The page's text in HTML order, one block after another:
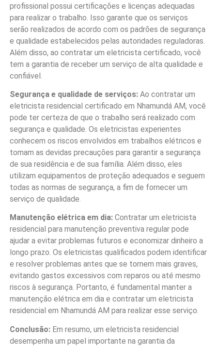
profissional possui certificações e licenças adequadas
para realizar o trabalho. Isso garante que os serviços
serão realizados de acordo com os padrões de segurança
e qualidade estabelecidos pelas autoridades reguladoras.
Além disso, ao contratar um eletricista certificado, você
tem a garantia de receber um serviço de alta qualidade e
confiável.
Segurança e qualidade de serviços: Ao contratar um
eletricista residencial certificado em Nhamundá AM, você
pode ter certeza de que o trabalho será realizado com
segurança e qualidade. Os eletricistas experientes
conhecem os riscos envolvidos em trabalhos elétricos e
tomam as devidas precauções para garantir a segurança
de sua residência e de sua família. Além disso, eles
utilizam equipamentos de proteção adequados e seguem
todas as normas de segurança, a fim de fornecer um
serviço de qualidade.
Manutenção elétrica em dia: Contratar um eletricista
residencial para manutenção preventiva regular pode
ajudar a evitar problemas futuros e economizar dinheiro a
longo prazo. Os eletricistas qualificados podem identificar
e resolver problemas antes que se tornem mais graves,
evitando gastos excessivos com reparos ou até mesmo
riscos à segurança. Portanto, é fundamental manter a
manutenção elétrica em dia e contratar um eletricista
residencial em Nhamundá AM para realizar esse serviço.
Conclusão: Em resumo, um eletricista residencial
desempenha um papel importante na garantia da